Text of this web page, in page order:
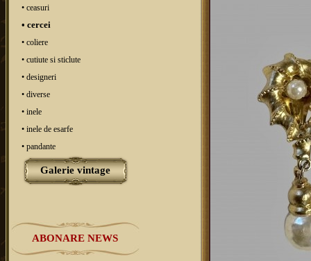
• ceasuri
• cercei
• coliere
• cutiute si sticlute
• designeri
• diverse
• inele
• inele de esarfe
• pandante
Galerie vintage
ABONARE NEWS